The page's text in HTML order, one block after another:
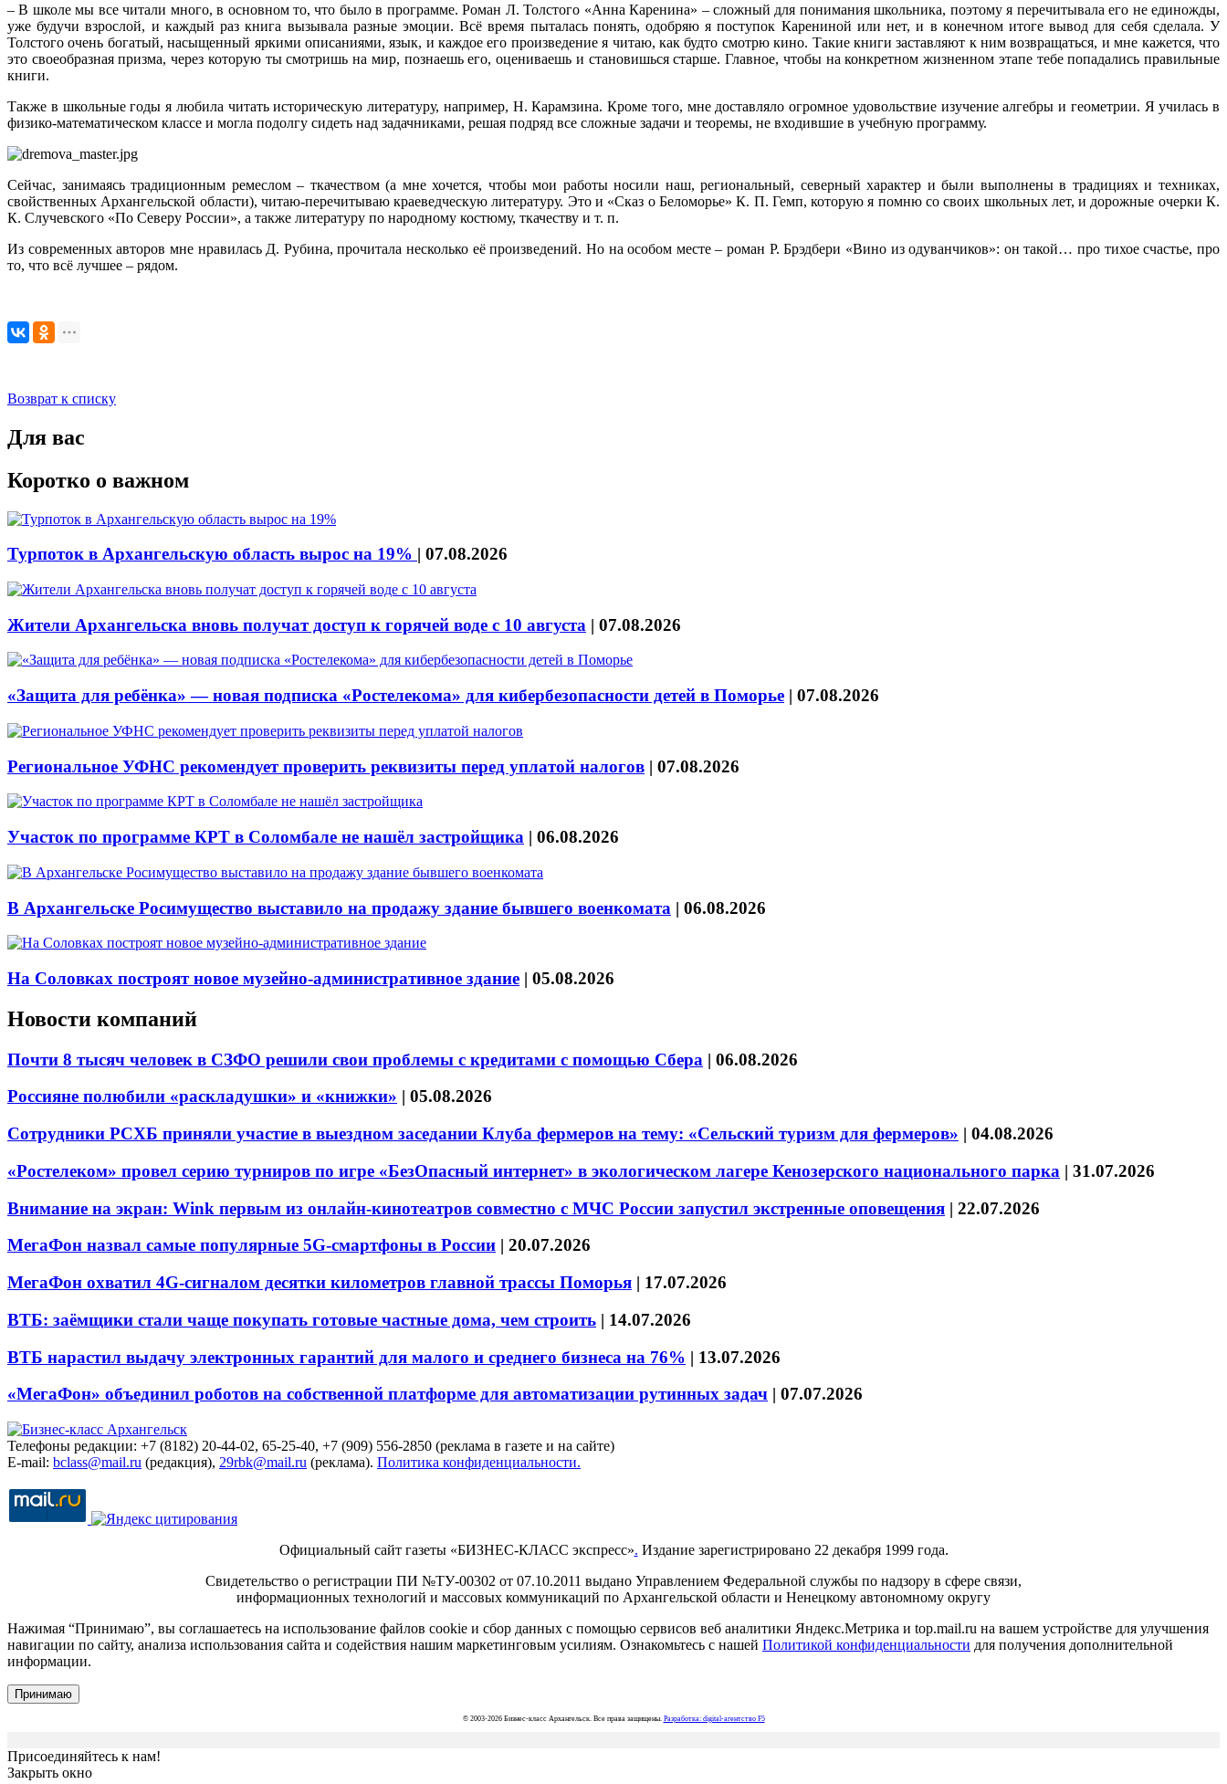
– В школе мы все читали много, в основном то, что было в программе. Роман Л. Толстого «Анна Каренина» – сложный для понимания школьника, поэтому я перечитывала его не единожды,
уже будучи взрослой, и каждый раз книга вызывала разные эмоции. Всё время пыталась понять, одобряю я поступок Карениной или нет, и в конечном итоге вывод для себя сделала. У
Толстого очень богатый, насыщенный яркими описаниями, язык, и каждое его произведение я читаю, как будто смотрю кино. Такие книги заставляют к ним возвращаться, и мне кажется, что
это своеобразная призма, через которую ты смотришь на мир, познаешь его, оцениваешь и становишься старше. Главное, чтобы на конкретном жизненном этапе тебе попадались правильные
книги.
Также в школьные годы я любила читать историческую литературу, например, Н. Карамзина. Кроме того, мне доставляло огромное удовольствие изучение алгебры и геометрии. Я училась в
физико-математическом классе и могла подолгу сидеть над задачниками, решая подряд все сложные задачи и теоремы, не входившие в учебную программу.
Сейчас, занимаясь традиционным ремеслом – ткачеством (а мне хочется, чтобы мои работы носили наш, региональный, северный характер и были выполнены в традициях и техниках,
свойственных Архангельской области), читаю-перечитываю краеведческую литературу. Это и «Сказ о Беломорье» К. П. Гемп, которую я помню со своих школьных лет, и дорожные очерки К.
К. Случевского «По Северу России», а также литературу по народному костюму, ткачеству и т. п.
Из современных авторов мне нравилась Д. Рубина, прочитала несколько её произведений. Но на особом месте – роман Р. Брэдбери «Вино из одуванчиков»: он такой… про тихое счастье, про
то, что всё лучшее – рядом.
Возврат к списку
Для вас
Коротко о важном
Турпоток в Архангельскую область вырос на 19% | 07.08.2026
Жители Архангельска вновь получат доступ к горячей воде с 10 августа | 07.08.2026
«Защита для ребёнка» — новая подписка «Ростелекома» для кибербезопасности детей в Поморье | 07.08.2026
Региональное УФНС рекомендует проверить реквизиты перед уплатой налогов | 07.08.2026
Участок по программе КРТ в Соломбале не нашёл застройщика | 06.08.2026
В Архангельске Росимущество выставило на продажу здание бывшего военкомата | 06.08.2026
На Соловках построят новое музейно-административное здание | 05.08.2026
Новости компаний
Почти 8 тысяч человек в СЗФО решили свои проблемы с кредитами с помощью Сбера | 06.08.2026
Россияне полюбили «раскладушки» и «книжки» | 05.08.2026
Сотрудники РСХБ приняли участие в выездном заседании Клуба фермеров на тему: «Сельский туризм для фермеров» | 04.08.2026
«Ростелеком» провел серию турниров по игре «БезОпасный интернет» в экологическом лагере Кенозерского национального парка | 31.07.2026
Внимание на экран: Wink первым из онлайн-кинотеатров совместно с МЧС России запустил экстренные оповещения | 22.07.2026
МегаФон назвал самые популярные 5G-смартфоны в России | 20.07.2026
МегаФон охватил 4G-сигналом десятки километров главной трассы Поморья | 17.07.2026
ВТБ: заёмщики стали чаще покупать готовые частные дома, чем строить | 14.07.2026
ВТБ нарастил выдачу электронных гарантий для малого и среднего бизнеса на 76% | 13.07.2026
«МегаФон» объединил роботов на собственной платформе для автоматизации рутинных задач | 07.07.2026
Телефоны редакции: +7 (8182) 20-44-02, 65-25-40, +7 (909) 556-2850 (реклама в газете и на сайте)
E-mail: bclass@mail.ru (редакция), 29rbk@mail.ru (реклама). Политика конфиденциальности.
Официальный сайт газеты «БИЗНЕС-КЛАСС экспресс». Издание зарегистрировано 22 декабря 1999 года.
Свидетельство о регистрации ПИ №ТУ-00302 от 07.10.2011 выдано Управлением Федеральной службы по надзору в сфере связи,
информационных технологий и массовых коммуникаций по Архангельской области и Ненецкому автономному округу
Нажимая “Принимаю”, вы соглашаетесь на использование файлов cookie и сбор данных с помощью сервисов веб аналитики Яндекс.Метрика и top.mail.ru на вашем устройстве для улучшения
навигации по сайту, анализа использования сайта и содействия нашим маркетинговым усилиям. Ознакомьтесь с нашей Политикой конфиденциальности для получения дополнительной
информации.
Принимаю
© 2003-2026 Бизнес-класс Архангельск. Все права защищены. Разработка: digital-агентство F5
Присоединяйтесь к нам!
Закрыть окно